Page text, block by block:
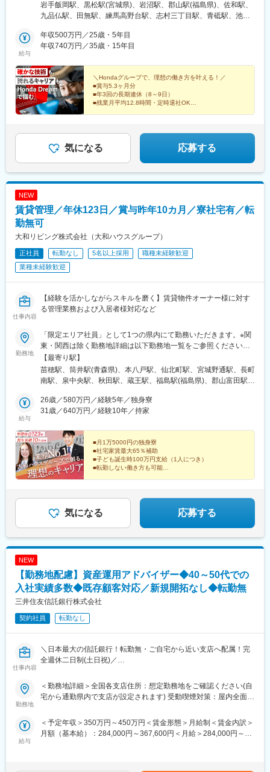
考慮し決定【東北】■岩手県：盛岡■宮城県：仙台泉／宮城岩沼■
福島県：郡山【関東】■茨城県：水戸北■東京都：世田谷／西東京
浜旭／川崎宮前／横浜緑■千葉県：船橋／松戸／蘇我■埼玉県：ふ
かや花園／鴻巣／所沢／大宮／狭山／東浦和／草加／新座【東
小牧／一宮／豊橋／名古屋上小田井■岐阜県：岐阜【近畿】■大阪
府：堺／箕面／藤井寺／東淀川／豊中■京都府：京都伏見／京都右
京／京都北山■兵庫県：神戸灘／尼崎／姫路／西宮甲子園■奈良
県：奈良【中国・四国】■岡山県：岡山■広島県：広島／福山■徳
島県：徳島■香川県：高松■高知県：高知【九州】■福岡県：博多
受動喫煙対策：分煙対策あり
岩手飯岡駅、黒松駅(宮城県)、岩沼駅、郡山駅(福島県)、佐和駅、
九品仏駅、田無駅、練馬高野台駅、志村三丁目駅、青砥駅、池上
山駅(神奈川県)、東船橋駅、松戸駅、蘇我駅、ふかや花園駅、北鴻
巣駅、新所沢駅、今羽駅、新狭山駅、東浦和駅、獨協大学前駅、
駅、運動公園前駅(愛知県)、中小田井駅、笠松駅、中百舌鳥駅、牧
落駅、藤井寺駅、ＪＲ淡路駅、曽根駅(大阪府)、竹田駅(京都府)、
山ノ内駅(京都府)、北大路駅、大石駅、猪名寺駅、手柄駅、甲子園
口駅、新大宮駅、北長瀬駅、天神川駅、道上駅、阿波富田駅、鬼
無駅、朝倉駅前駅、博多駅、福工大前駅、御井駅、春日駅(福岡
育館駅、杉田駅(神奈川県)、センター南駅、宮前平駅、吉野原駅、
長久手古戦場駅、西一宮駅、下新庄駅、くいな橋駅、嵐電天神川
給与
年収500万円／25歳・5年目
年収740万円／35歳・15年目
＼Hondaグループで、理想の働き方を叶える！／
■賞与5.3ヶ月分
■年3回の長期連休（8～9日）
■残業月平均12.8時間・定時退社OK
気になる 応募する
NEW
賃貸管理／年休123日／賞与昨年10カ月／寮社宅有／転
勤無可
大和リビング株式会社（大和ハウスグループ）
正社員 転勤なし 5名以上採用
職種未経験歓迎
業種未経験歓迎
仕事内容
【経験を活かしながらスキルを磨く】賃貸物件オーナー様に対す
る管理業務および入居者様対応など
勤務地
「限定エリア社員」として1つの県内にて勤務いただきます。※関
東・関西は除く勤務地詳細は以下勤務地一覧をご参照ください。※
転勤なし※希望勤務地を考慮※マイカー通勤応相談受動喫煙対策：
屋内喫煙可能場所あり
【最寄り駅】
苗穂駅、筒井駅(青森県)、本八戸駅、仙北町駅、宮城野通駅、長町
南駅、泉中央駅、秋田駅、蔵王駅、福島駅(福島県)、郡山富田駅、
田駅、小山駅、高崎駅、井野駅(群馬県)、太田駅(群馬県)、甲府
駅、新潟駅、長岡駅、春日山駅、本郷駅(長野県)、信濃荒井駅、広
駅、ささしまライブ駅、伏屋駅、徳重駅、長久手古戦場駅、市役
所前駅(愛知県)、岡崎駅、妙興寺駅、土橋駅(愛知県)、春日井駅(中
央本線)、西岐阜駅、鵜沼宿駅、東静岡駅、浜松駅、沼津駅、掛川
駅、藤枝駅、津駅、近鉄四日市駅、湖山駅、後藤駅、松江駅、新
西大寺町筋駅、大元駅、東山・おかでんミュージアム駅、球場前
駅(広島県)、矢原駅、周防花岡駅、二軒屋駅、伏石駅、福音寺駅、
宝永町駅、南小倉駅、東比恵駅、赤坂駅(福岡県)、今宿駅、久留米
駅前駅、榴ケ岡駅、名鉄名古屋駅、柚木駅(静岡鉄道線)、第一通り
駅、田町駅(岡山県)、広電五日市駅、平和公園駅、都通駅
給与
26歳／580万円／経験5年／独身寮
31歳／640万円／経験10年／持家
■月1万5000円の独身寮
■社宅家賃最大65％補助
■子ども誕生時100万円支給（1人につき）
■転勤しない働き方も可能
顧客に寄り添い、深い関係性を築けます。
気になる 応募する
NEW
【勤務地配慮】資産運用アドバイザー◆40～50代での
入社実績多数◆既存顧客対応／新規開拓なし◆転勤無
三井住友信託銀行株式会社
契約社員 転勤なし
仕事内容
＼日本最大の信託銀行！転勤無・ご自宅から近い支店へ配属！完
全週休二日制(土日祝)／
●長期間ブランクがある方も歓迎！子育て中の方も多数在籍
●全支店での本ポジション平均年収は約450万～500万円程度
■業務内容：
既存のお客様(主に60歳以上)のご自宅や勤務先を訪問し、マネー
勤務地
＜勤務地詳細＞全国各支店住所：想定勤務地をご確認ください(自
宅から通勤県内で支店が設定されます) 受動喫煙対策：屋内全面禁
給与
＜予定年収＞350万円～450万円＜賃金形態＞月給制＜賃金内訳＞
月額（基本給）：284,000円～367,600円＜月給＞284,000円～